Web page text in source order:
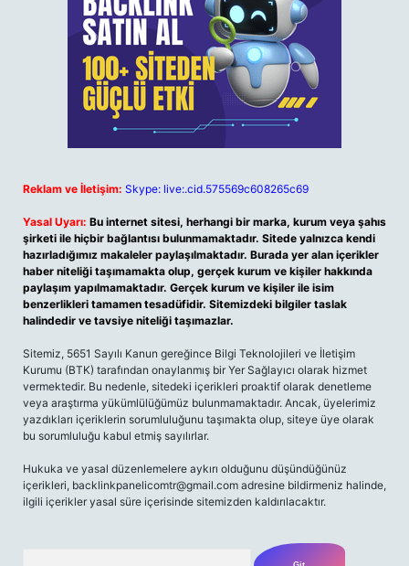
Reklam ve İletişim: Skype: live:.cid.575569c608265c69
Yasal Uyarı: Bu internet sitesi, herhangi bir marka, kurum veya şahıs
şirketi ile hiçbir bağlantısı bulunmamaktadır. Sitede yalnızca kendi
hazırladığımız makaleler paylaşılmaktadır. Burada yer alan içerikler
haber niteliği taşımamakta olup, gerçek kurum ve kişiler hakkında
paylaşım yapılmamaktadır. Gerçek kurum ve kişiler ile isim
benzerlikleri tamamen tesadüfidir. Sitemizdeki bilgiler taslak
halindedir ve tavsiye niteliği taşımazlar.
Sitemiz, 5651 Sayılı Kanun gereğince Bilgi Teknolojileri ve İletişim
Kurumu (BTK) tarafından onaylanmış bir Yer Sağlayıcı olarak hizmet
vermektedir. Bu nedenle, sitedeki içerikleri proaktif olarak denetleme
veya araştırma yükümlülüğümüz bulunmamaktadır. Ancak, üyelerimiz
yazdıkları içeriklerin sorumluluğunu taşımakta olup, siteye üye olarak
bu sorumluluğu kabul etmiş sayılırlar.
Hukuka ve yasal düzenlemelere aykırı olduğunu düşündüğünüz
içerikleri, backlinkpanelicomtr@gmail.com adresine bildirmeniz halinde,
ilgili içerikler yasal süre içerisinde sitemizden kaldırılacaktır.